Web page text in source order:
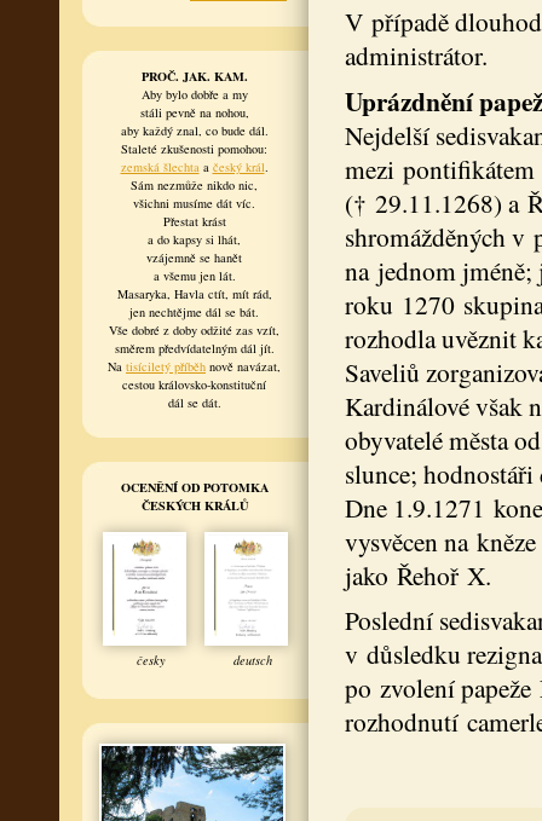
PROČ. JAK. KAM.
Aby bylo dobře a my
stáli pevně na nohou,
aby každý znal, co bude dál.
Staleté zkušenosti pomohou:
zemská šlechtaa český král.
Sám nezmůže nikdo nic,
všichni musíme dát víc.
Přestat krást
a do kapsy si lhát,
vzájemně se hanět
a všemu jen lát.
Masaryka, Havla ctít, mít rád,
jen nechtějme dál se bát.
Vše dobré z doby odžité zas vzít,
směrem předvídatelným dál jít.
Na tisíciletý příběh nově navázat,
cestou královsko-konstituční
dál se dát.
OCENĚNÍ OD POTOMKA
ČESKÝCH KRÁLŮ
česky deutsch
V případě
administrátor.
Uprázdnění
Nejdelší
mezi
(† 29.11.1268) a
shromážděných v
na jednom jméně;
roku 1270
rozhodla uvěznit
Saveliů
Kardinálové však
obyvatelé města
slunce;
Dne 1.9.1271
vysvěcen na
jako Řehoř X.
Poslední
v důsledku
po zvolení papeže
rozhodnutí